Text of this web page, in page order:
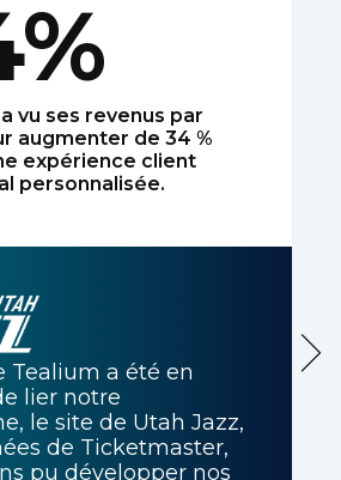
vu ses revenus par
augmenter de 34 %
expérience client
personnalisée.
Tealium a été en
lier notre
le site de Utah Jazz,
de Ticketmaster,
pu développer nos